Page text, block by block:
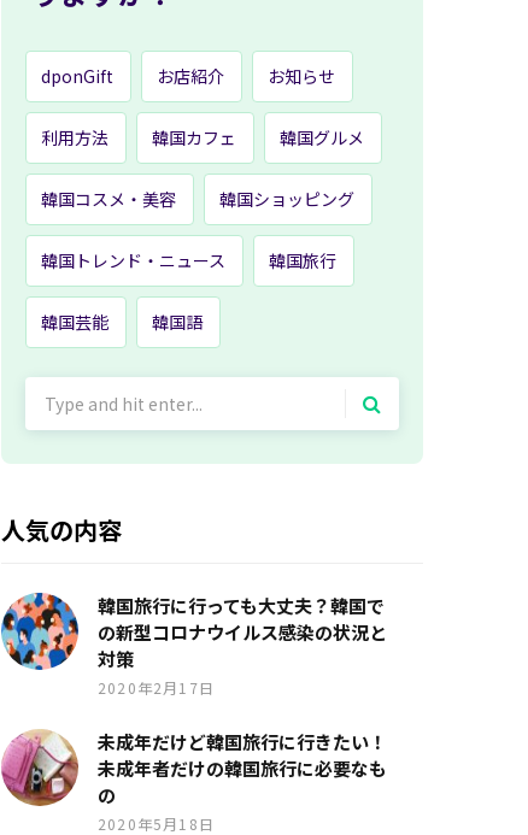
dponGift お店紹介 お知らせ
利用方法 韓国カフェ 韓国グルメ
韓国コスメ・美容 韓国ショッピング
韓国トレンド・ニュース 韓国旅行
韓国芸能 韓国語
人気の内容
韓国旅行に行っても大丈夫？韓国で
の新型コロナウイルス感染の状況と
対策
2020年2月17日
未成年だけど韓国旅行に行きたい！
未成年者だけの韓国旅行に必要なも
の
2020年5月18日